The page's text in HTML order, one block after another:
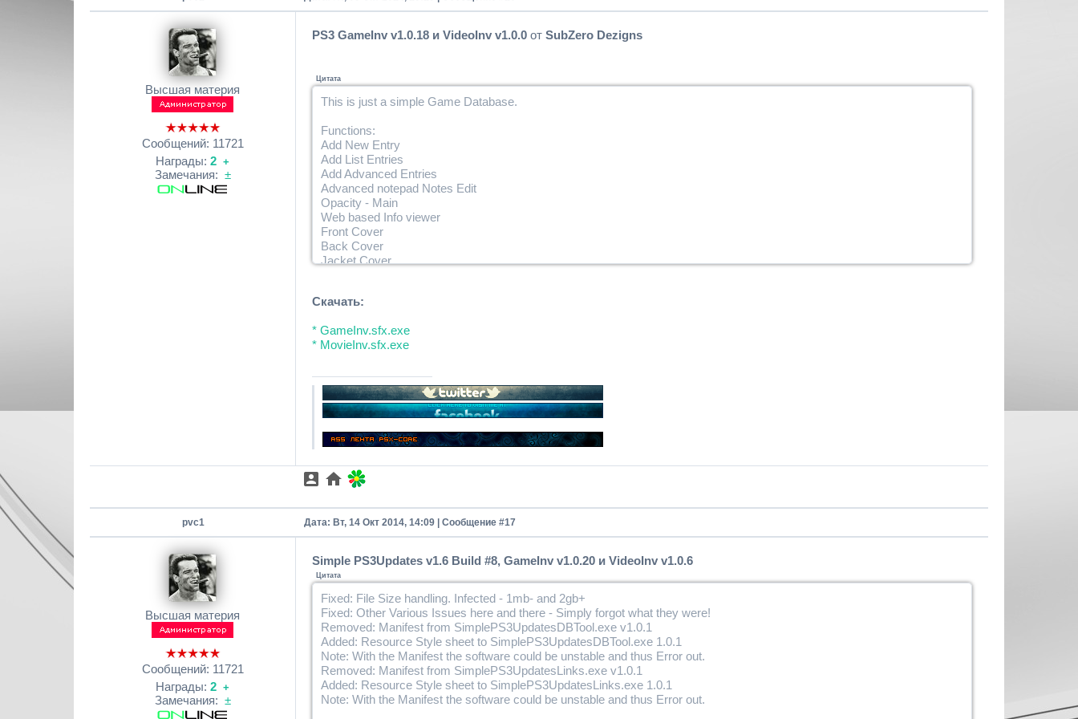
Default images can be replaced. BUT! They must remain the same names.
Высшая материя
Сообщений: 11721
Награды: 2 +
Замечания: ±
PS3 GameInv v1.0.18 и VideoInv v1.0.0 от SubZero Dezigns
Цитата
This is just a simple Game Database.
Functions:
Add New Entry
Add List Entries
Add Advanced Entries
Advanced notepad Notes Edit
Opacity - Main
Web based Info viewer
Front Cover
Back Cover
Jacket Cover
Front Cover - images/front/BLUS00000.jpg
Back Cover - images/back/BLUS00000.jpg
Wallpaper - images/background/BLUS00000.jpg
All images are loaded with the Game ID via: ID from the Entry
Default images can be replaced. BUT! They must remain the same names.
All entries have a replace_(NAME) entry. Thus this will give way for possible own style CCS's - Todo list.
Скачать:
* GameInv.sfx.exe
* MovieInv.sfx.exe
pvc1 Дата: Вт, 14 Окт 2014, 14:09 | Сообщение #17
Высшая материя
Сообщений: 11721
Награды: 2 +
Замечания: ±
Simple PS3Updates v1.6 Build #8, GameInv v1.0.20 и VideoInv v1.0.6
Цитата
Fixed: File Size handling. Infected - 1mb- and 2gb+
Fixed: Other Various Issues here and there - Simply forgot what they were!
Removed: Manifest from SimplePS3UpdatesDBTool.exe v1.0.1
Added: Resource Style sheet to SimplePS3UpdatesDBTool.exe 1.0.1
Note: With the Manifest the software could be unstable and thus Error out.
Removed: Manifest from SimplePS3UpdatesLinks.exe v1.0.1
Added: Resource Style sheet to SimplePS3UpdatesLinks.exe 1.0.1
Note: With the Manifest the software could be unstable and thus Error out.